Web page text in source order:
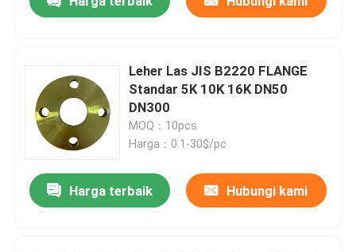
Leher Las JIS B2220 FLANGE
Standar 5K 10K 16K DN50
DN300
MOQ：10pcs
Harga：0.1-30$/pc
Harga terbaik Hubungi kami